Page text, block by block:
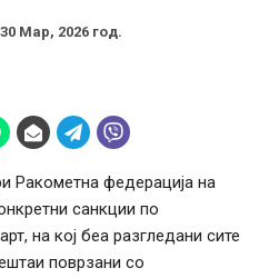
30 Мар, 2026 год.
Ракометна федерација на
санкции по
на кој беа разгледани сите
поврзани со